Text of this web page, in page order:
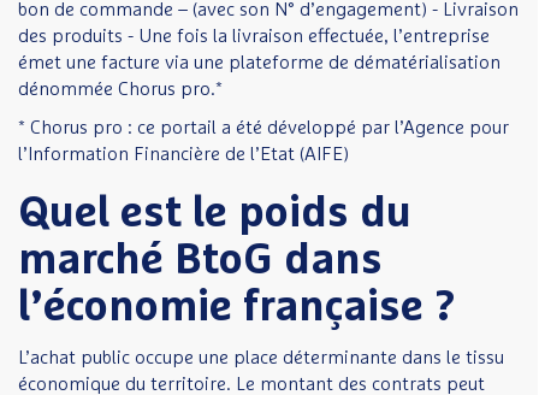
bon de commande – (avec son N° d’engagement) - Livraison
des produits - Une fois la livraison effectuée, l’entreprise
émet une facture via une plateforme de dématérialisation
dénommée Chorus pro.*
* Chorus pro : ce portail a été développé par l’Agence pour
l’Information Financière de l’Etat (AIFE)
Quel est le poids du
marché BtoG dans
l’économie française ?
L’achat public occupe une place déterminante dans le tissu
économique du territoire. Le montant des contrats peut